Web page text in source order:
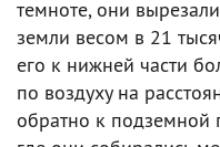
темноте, они
земли весом в 21
его к нижней части
по воздуху на
обратно к подземной